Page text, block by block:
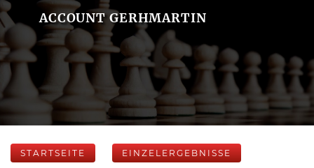
ACCOUNT GERHMARTIN
STARTSEITE EINZELERGEBNISSE